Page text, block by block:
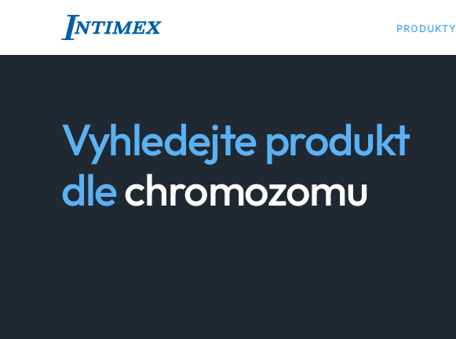
PRODUKTY
Vyhledejte produkt
dlechromozomu